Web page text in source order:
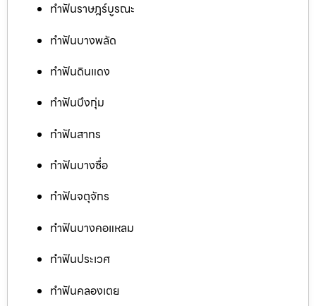
ทำฟันราษฎร์บูรณะ
ทำฟันบางพลัด
ทำฟันดินแดง
ทำฟันบึงกุ่ม
ทำฟันสาทร
ทำฟันบางซื่อ
ทำฟันจตุจักร
ทำฟันบางคอแหลม
ทำฟันประเวศ
ทำฟันคลองเตย